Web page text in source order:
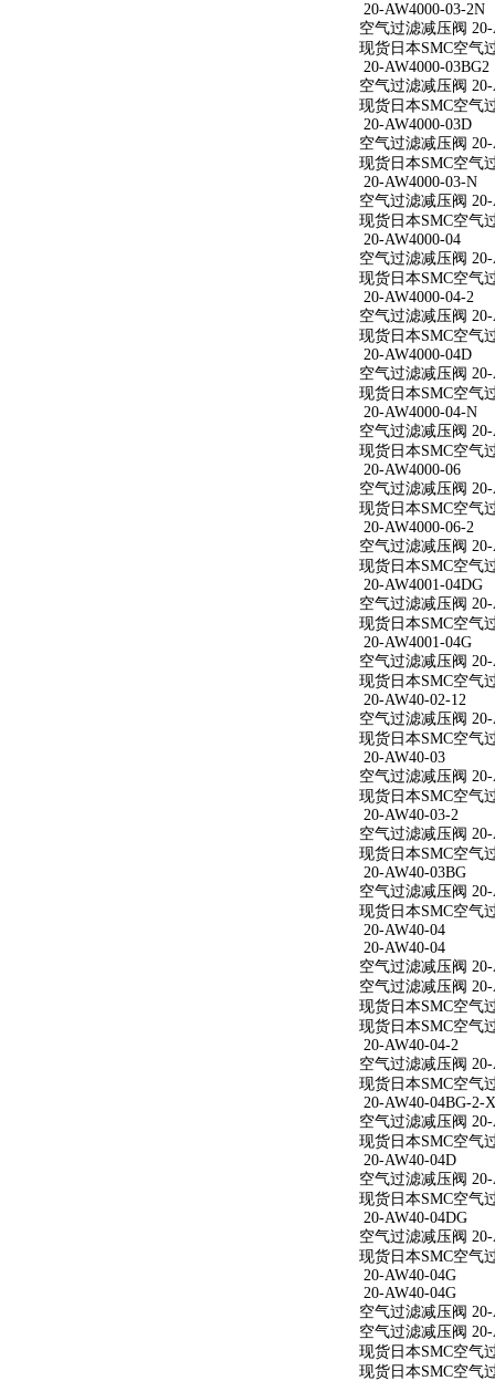
20-AW4000-03-2N
空气过滤减压阀
现货日本SMC空气
20-AW4000-03BG2
空气过滤减压阀 20-
现货日本SMC空气
20-AW4000-03D
空气过滤减压阀 20-
现货日本SMC空气
20-AW4000-03-N
空气过滤减压阀
现货日本SMC空气
20-AW4000-04
空气过滤减压阀 20-
现货日本SMC空气
20-AW4000-04-2
空气过滤减压阀 20-
现货日本SMC空气
20-AW4000-04D
空气过滤减压阀 20-
现货日本SMC空气
20-AW4000-04-N
空气过滤减压阀
现货日本SMC空气
20-AW4000-06
空气过滤减压阀 20-
现货日本SMC空气
20-AW4000-06-2
空气过滤减压阀 20-
现货日本SMC空气
20-AW4001-04DG
空气过滤减压阀 20-
现货日本SMC空气
20-AW4001-04G
空气过滤减压阀 20-
现货日本SMC空气
20-AW40-02-12
空气过滤减压阀 20-
现货日本SMC空气
20-AW40-03
空气过滤减压阀 20-
现货日本SMC空气
20-AW40-03-2
空气过滤减压阀
现货日本SMC空气
20-AW40-03BG
空气过滤减压阀 20-
现货日本SMC空气
20-AW40-04
20-AW40-04
空气过滤减压阀 20-
空气过滤减压阀 20-
现货日本SMC空气
现货日本SMC空气
20-AW40-04-2
空气过滤减压阀
现货日本SMC空气
20-AW40-04BG-2-
空气过滤减压阀
现货日本SMC空气
20-AW40-04D
空气过滤减压阀
现货日本SMC空气
20-AW40-04DG
空气过滤减压阀
现货日本SMC空气
20-AW40-04G
20-AW40-04G
空气过滤减压阀 20-
空气过滤减压阀 20-
现货日本SMC空气
现货日本SMC空气